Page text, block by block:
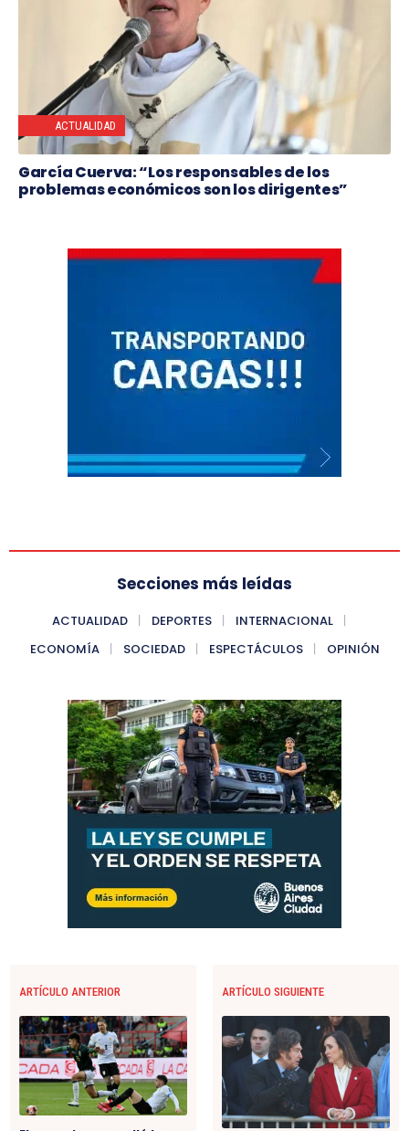
ACTUALIDAD
García Cuerva: “Los responsables de los
problemas económicos son los dirigentes”
Secciones más leídas
ACTUALIDAD DEPORTES
INTERNACIONAL
ECONOMÍA
SOCIEDAD ESPECTÁCULOS OPINIÓN
ARTÍCULO ANTERIOR ARTÍCULO SIGUIENTE